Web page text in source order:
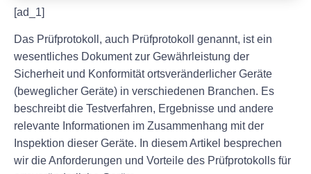
[ad_1]
Das Prüfprotokoll, auch Prüfprotokoll genannt, ist ein
wesentliches Dokument zur Gewährleistung der
Sicherheit und Konformität ortsveränderlicher Geräte
(beweglicher Geräte) in verschiedenen Branchen. Es
beschreibt die Testverfahren, Ergebnisse und andere
relevante Informationen im Zusammenhang mit der
Inspektion dieser Geräte. In diesem Artikel besprechen
wir die Anforderungen und Vorteile des Prüfprotokolls für